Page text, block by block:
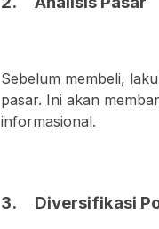
Sebelum membeli,
pasar. Ini akan
informasional.
3. Diversifikasi